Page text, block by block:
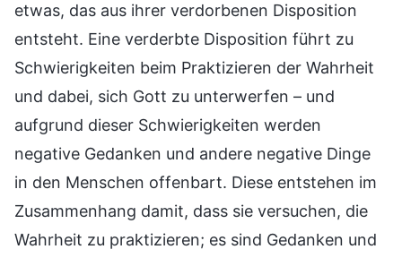
etwas, das aus ihrer verdorbenen Disposition
entsteht. Eine verderbte Disposition führt zu
Schwierigkeiten beim Praktizieren der Wahrheit
und dabei, sich Gott zu unterwerfen – und
aufgrund dieser Schwierigkeiten werden
negative Gedanken und andere negative Dinge
in den Menschen offenbart. Diese entstehen im
Zusammenhang damit, dass sie versuchen, die
Wahrheit zu praktizieren; es sind Gedanken und